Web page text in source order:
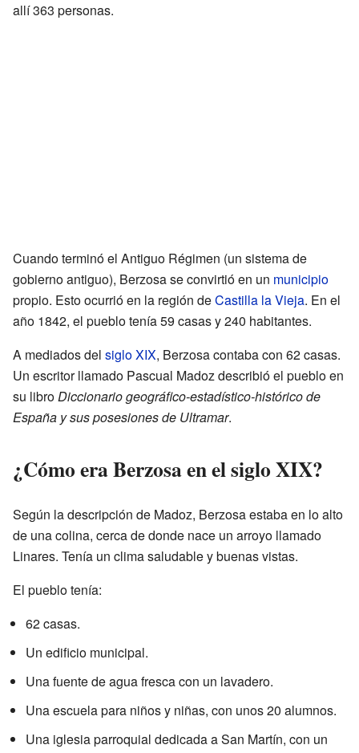
allí 363 personas.
Cuando terminó el Antiguo Régimen (un sistema de
gobierno antiguo), Berzosa se convirtió en un municipio
propio. Esto ocurrió en la región deCastilla la Vieja. En el
año 1842, el pueblo tenía 59 casas y 240 habitantes.
A mediados del siglo XIX, Berzosa contaba con 62 casas.
Un escritor llamado Pascual Madoz describió el pueblo en
su libroDiccionario geográfico-estadístico-histórico de
España y sus posesiones de Ultramar.
¿Cómo era Berzosa en el siglo XIX?
Según la descripción de Madoz, Berzosa estaba en lo alto
de una colina, cerca de donde nace un arroyo llamado
Linares. Tenía un clima saludable y buenas vistas.
El pueblo tenía:
62 casas.
Un edificio municipal.
Una fuente de agua fresca con un lavadero.
Una escuela para niños y niñas, con unos 20 alumnos.
Una iglesia parroquial dedicada a San Martín, con un